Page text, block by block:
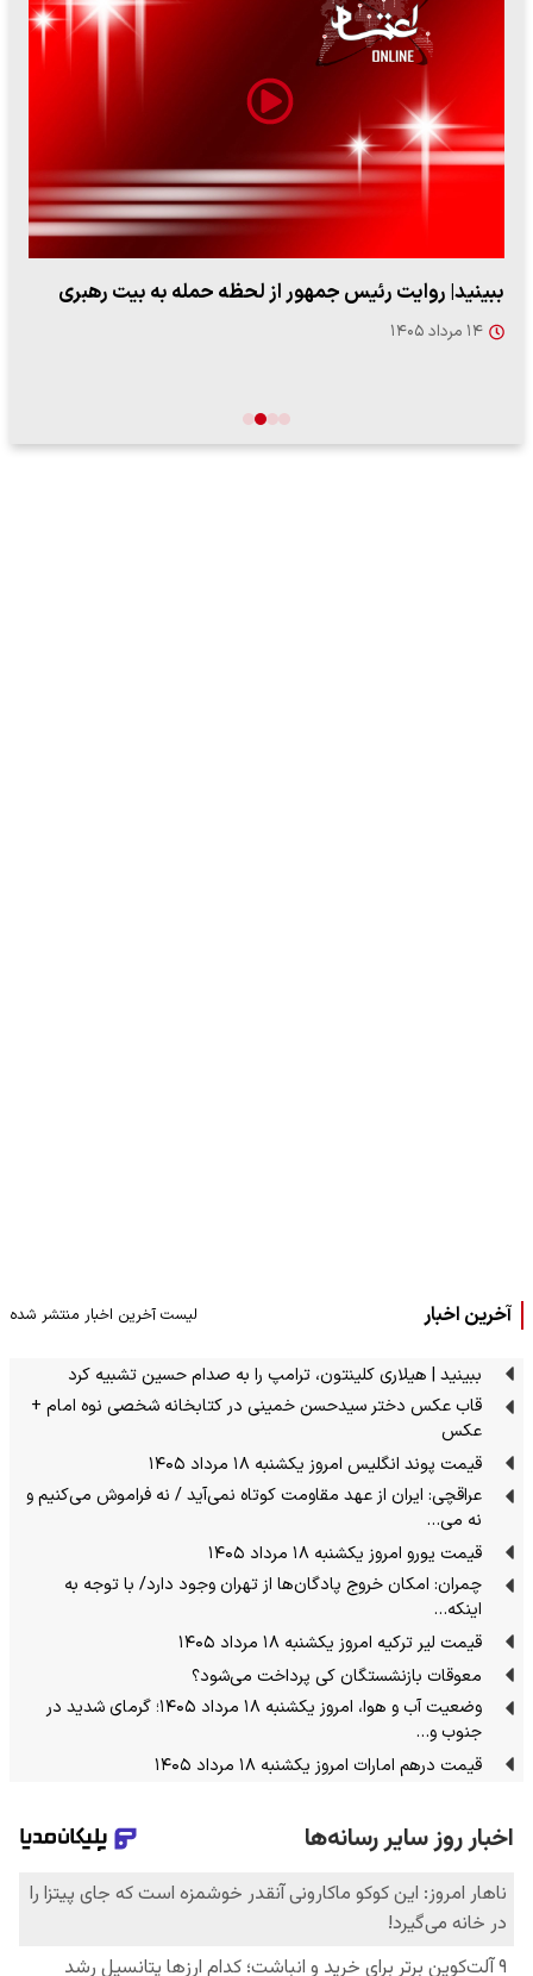
ببینید| روایت رئیس جمهور از لحظه حمله به بیت رهبری
۱۴ مرداد ۱۴۰۵
آخرین اخبار لیست آخرین اخبار منتشر شده
ببینید | هیلاری کلینتون، ترامپ را به صدام حسین تشبیه کرد
قاب عکس دختر سیدحسن خمینی در کتابخانه شخصی نوه امام +
عکس
قیمت پوند انگلیس امروز یکشنبه ۱۸ مرداد ۱۴۰۵
عراقچی: ایران از عهد مقاومت کوتاه نمی‌آید / نه فراموش می‌کنیم و
نه می…
قیمت یورو امروز یکشنبه ۱۸ مرداد ۱۴۰۵
چمران: امکان خروج پادگان‌ها از تهران وجود دارد/ با توجه به
اینکه…
قیمت لیر ترکیه امروز یکشنبه ۱۸ مرداد ۱۴۰۵
معوقات بازنشستگان کی پرداخت می‌شود؟
وضعیت آب و هوا، امروز یکشنبه ۱۸ مرداد ۱۴۰۵؛ گرمای شدید در
جنوب و…
قیمت درهم امارات امروز یکشنبه ۱۸ مرداد ۱۴۰۵